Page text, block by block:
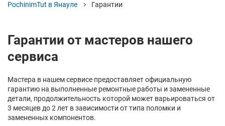
PochinimTut в Янауле Гарантии
Гарантии от мастеров нашего
сервиса
Мастера в нашем сервисе предоставляет официальную
гарантию на выполненные ремонтные работы и замененные
детали, продолжительность которой может варьироваться от
3 месяцев до 2 лет в зависимости от типа поломки и
замененных компонентов.